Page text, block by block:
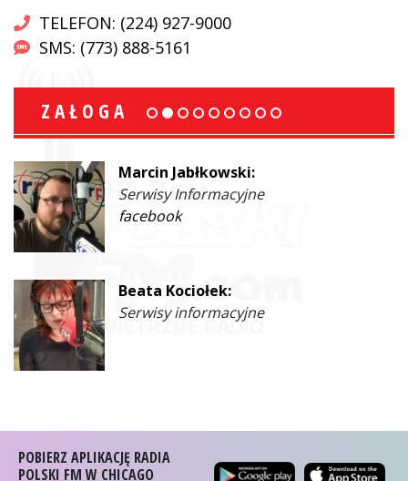
TELEFON: (224) 927-9000
SMS: (773) 888-5161
ZAŁOGA
Marcin Jabłkowski:
Serwisy Informacyjne
facebook
Beata Kociołek:
Serwisy informacyjne
POBIERZ APLIKACJĘ RADIA
POLSKI FM W CHICAGO